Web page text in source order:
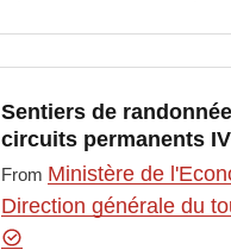
Sentiers de
circuits permanents
From Ministère de
Direction générale du